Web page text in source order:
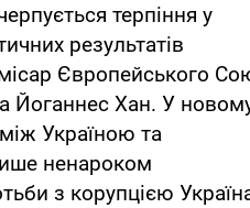
терпіння у
результатів
Європейського
Йоганнес Хан. У
Україною та
ненароком
з корупцією